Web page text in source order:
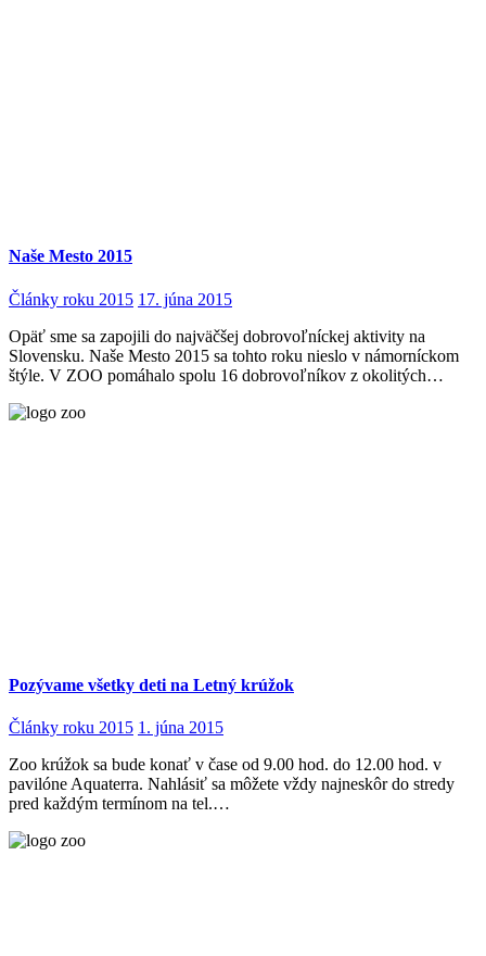
Naše Mesto 2015
Články roku 2015 17. júna 2015
Opäť sme sa zapojili do najväčšej dobrovoľníckej aktivity na
Slovensku. Naše Mesto 2015 sa tohto roku nieslo v námorníckom
štýle. V ZOO pomáhalo spolu 16 dobrovoľníkov z okolitých…
Pozývame všetky deti na Letný krúžok
Články roku 2015 1. júna 2015
Zoo krúžok sa bude konať v čase od 9.00 hod. do 12.00 hod. v
pavilóne Aquaterra. Nahlásiť sa môžete vždy najneskôr do stredy
pred každým termínom na tel.…